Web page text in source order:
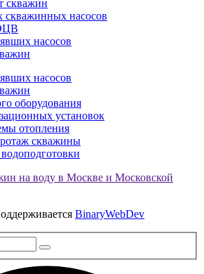
скважин
скважинных насосов
насосов
насосов
оборудования
установок
отопления
скважины
на воду в Москве и Московской
BinaryWebDev